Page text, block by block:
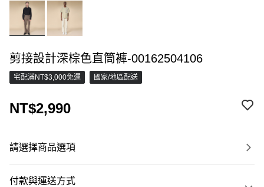
剪接設計深棕色直筒褲-00162504106
宅配滿NT$3,000免運 國家/地區配送
NT$2,990
請選擇商品選項
付款與運送方式